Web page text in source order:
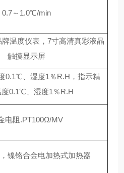
0.7～1.0℃/min
牌温度仪表，7寸高清真彩液晶
触摸显示屏
0.1℃、湿度1％R.H，指示精
度0.1℃、湿度1％R.H
电阻.PT100Ω/MV
镍铬合金电加热式加热器